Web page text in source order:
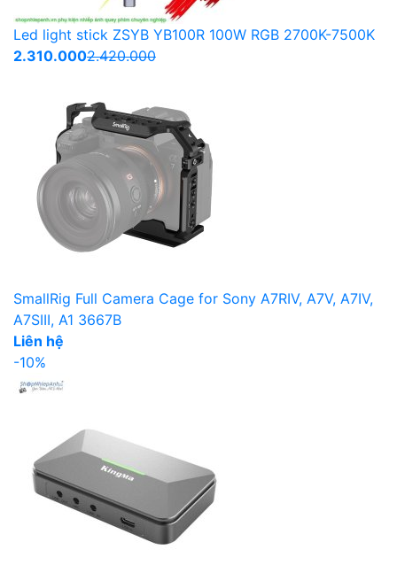
Led light stick ZSYB YB100R 100W RGB 2700K-7500K
2.310.0002.420.000
SmallRig Full Camera Cage for Sony A7RIV, A7V, A7IV,
A7SIII, A1 3667B
Liên hệ
-10%